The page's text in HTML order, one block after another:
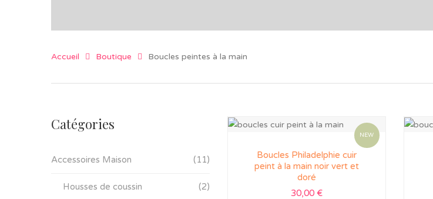
Accueil Boutique Boucles peintes à la main
Catégories
Accessoires Maison (11)
Housses de coussin (2)
NEW
Boucles Philadelphie cuir
peint à la main noir vert et
doré
30,00 €